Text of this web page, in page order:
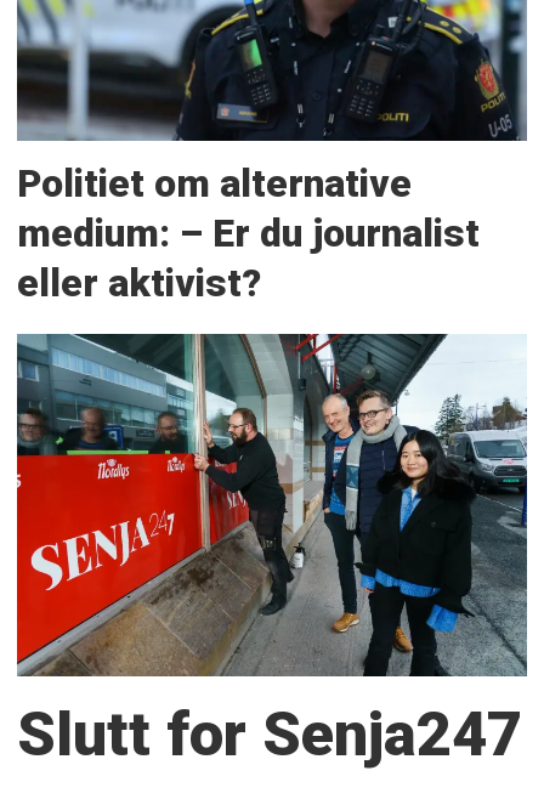
Politiet om alternative
medium: – Er du journalist
eller aktivist?
Slutt for Senja247